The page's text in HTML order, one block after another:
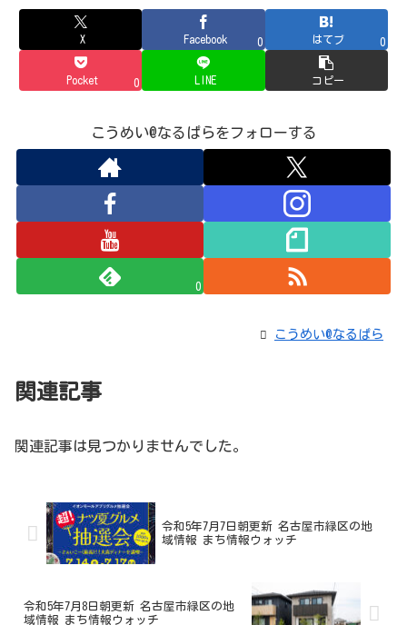
X Facebook 0 はてブ 0
Pocket 0 LINE コピー
こうめい@なるぱらをフォローする
0
こうめい@なるぱら
関連記事
関連記事は見つかりませんでした。
令和5年7月7日朝更新 名古屋市緑区の地
域情報 まち情報ウォッチ
令和5年7月8日朝更新 名古屋市緑区の地
域情報 まち情報ウォッチ